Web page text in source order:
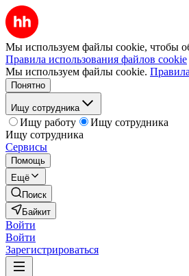
Мы используем файлы cookie, чтобы
Правила использования файлов cookie
Мы используем файлы cookie.
Понятно
Ищу сотрудника
Ищу работу
Ищу сотрудника
Ищу сотрудника
Сервисы
Помощь
Ещё
Поиск
Байкит
Войти
Войти
Зарегистрироваться